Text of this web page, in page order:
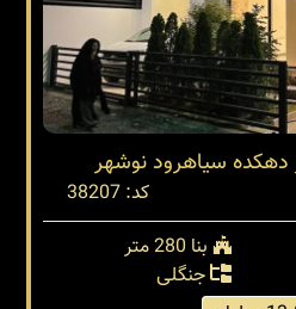
دهکده سیاهرود نوشهر
کد: 38207
بنا 280 متر
جنگلی